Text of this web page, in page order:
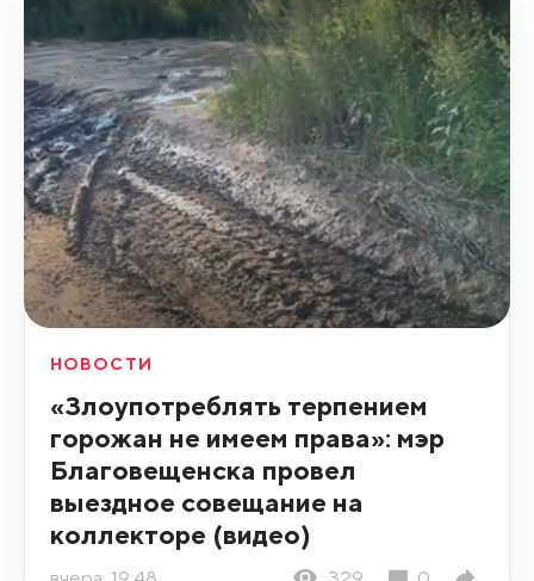
НОВОСТИ
«Злоупотреблять терпением
горожан не имеем права»: мэр
Благовещенска провел
выездное совещание на
коллекторе (видео)